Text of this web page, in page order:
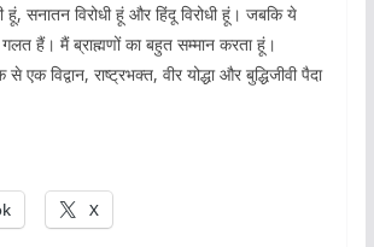
हूं, सनातन विरोधी हूं और हिंदू विरोधी हूं। जबकि ये
हैं। मैं ब्राह्मणों का बहुत सम्मान करता हूं।
एक विद्वान, राष्ट्रभक्त, वीर योद्धा और बुद्धिजीवी पैदा
X